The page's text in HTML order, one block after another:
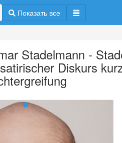
Показать все
Stadelmann -
Diskurs